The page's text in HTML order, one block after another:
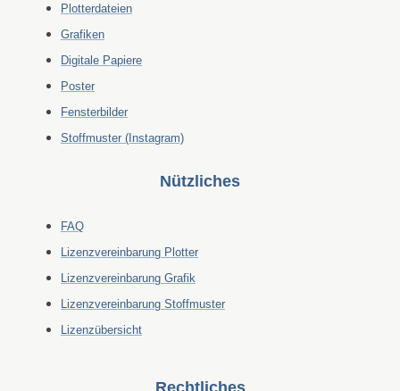
Plotterdateien
Grafiken
Digitale Papiere
Poster
Fensterbilder
Stoffmuster (Instagram)
Nützliches
FAQ
Lizenzvereinbarung Plotter
Lizenzvereinbarung Grafik
Lizenzvereinbarung Stoffmuster
Lizenzübersicht
Rechtliches